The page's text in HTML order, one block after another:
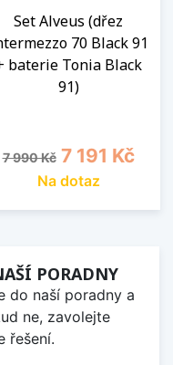
Set Alveus (dřez
70 Black 91
baterie Tonia Black
91)
Běžná cena
7 990 Kč Cena
7 191 Kč
Na dotaz
PORADNY
do naší poradny a
ne, zavolejte
řešení.